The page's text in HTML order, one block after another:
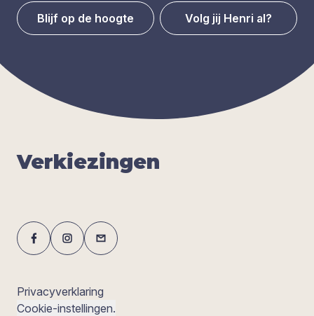
Blijf op de hoogte Volg jij Henri al?
Ver­kie­zin­gen
Privacyverklaring
Cookie-instellingen.